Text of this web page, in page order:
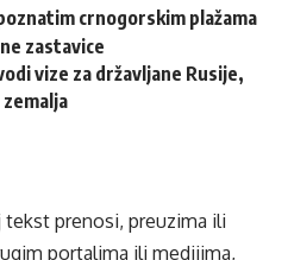
crnogorskim plažama
zastavice
vize za državljane Rusije,
prenosi, preuzima ili
portalima ili medijima,